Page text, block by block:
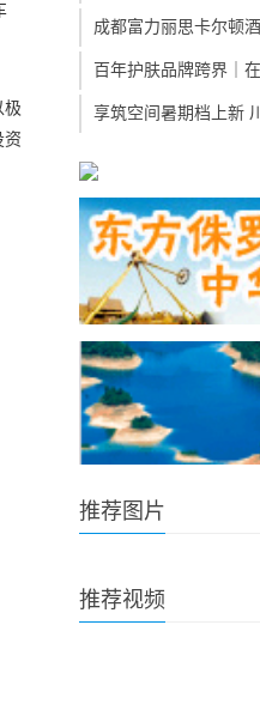
极
资
成都富力丽思卡尔顿
百年护肤品牌跨界｜
享筑空间暑期档上新
推荐图片
推荐视频